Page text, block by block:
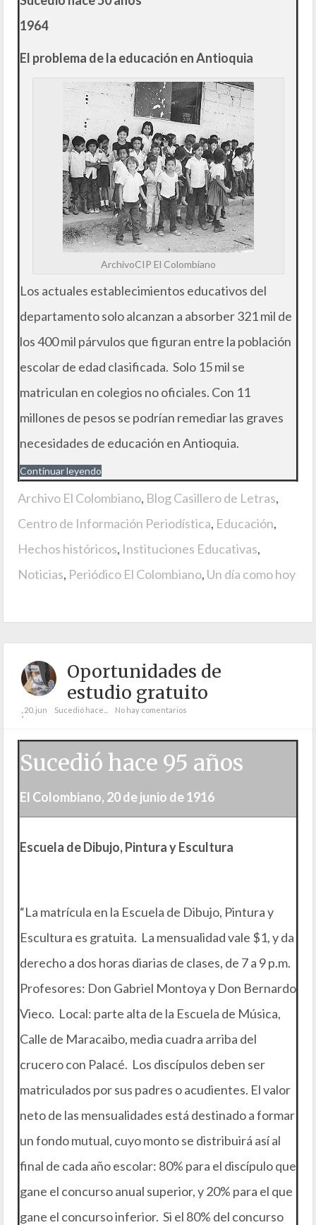
1964
El problema de la educación en Antioquia
ArchivoCIP El Colombiano
Los actuales establecimientos educativos del
departamento solo alcanzan a absorber 321 mil de
los 400 mil párvulos que figuran entre la población
escolar de edad clasificada. Solo 15 mil se
matriculan en colegios no oficiales. Con 11
millones de pesos se podrían remediar las graves
necesidades de educación en Antioquia.
Continuar leyendo
Archivo El Colombiano, Blog Casillero de Letras,
Centro de Información Periodística, Educación,
Hechos históricos, Instituciones Educativas,
Noticias, Periódico El Colombiano, Un día como hoy
Oportunidades de
estudio gratuito
;20. jun Sucedió hace... No hay comentarios
Sucedió hace 95 años
El Colombiano, 20 de junio de 1916
Escuela de Dibujo, Pintura y Escultura
“La matrícula en la Escuela de Dibujo, Pintura y
Escultura es gratuita. La mensualidad vale $1, y da
derecho a dos horas diarias de clases, de 7 a 9 p.m.
Profesores: Don Gabriel Montoya y Don Bernardo
Vieco. Local: parte alta de la Escuela de Música,
Calle de Maracaibo, media cuadra arriba del
crucero con Palacé. Los discípulos deben ser
matriculados por sus padres o acudientes. El valor
neto de las mensualidades está destinado a formar
un fondo mutual, cuyo monto se distribuirá así al
final de cada año escolar: 80% para el discípulo que
gane el concurso anual superior, y 20% para el que
gane el concurso inferior. Si el 80% del concurso